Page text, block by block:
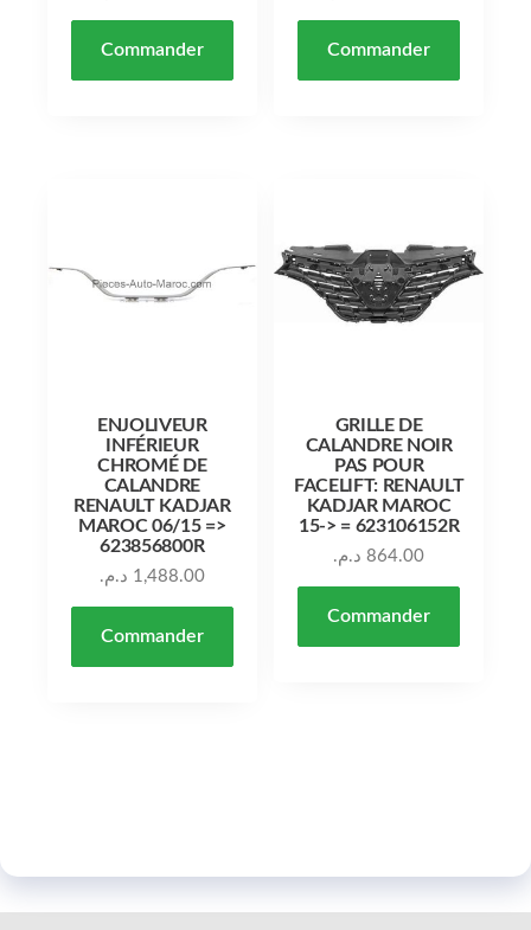
Commander Commander
ENJOLIVEUR
INFÉRIEUR
CHROMÉ DE
CALANDRE
RENAULT KADJAR
MAROC 06/15 =>
623856800R
1,488.00 د.م.
Commander
GRILLE DE
CALANDRE NOIR
PAS POUR
FACELIFT: RENAULT
KADJAR MAROC
15-> = 623106152R
864.00 د.م.
Commander